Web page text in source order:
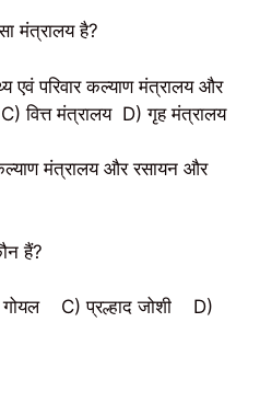
मंत्रालय है?
एवं परिवार कल्याण मंत्रालय और
वित्त मंत्रालय D) गृह मंत्रालय
कल्याण मंत्रालय और रसायन और
हैं?
गोयल C) प्रल्हाद जोशी D)